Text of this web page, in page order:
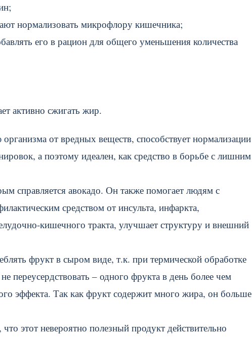
нормализовать микрофлору кишечника;
его в рацион для общего уменьшения количества
активно сжигать жир.
от вредных веществ, способствует нормализации
а поэтому идеален, как средство в борьбе с лишним
справляется авокадо. Он также помогает людям с
средством от инсульта, инфаркта,
кишечного тракта, улучшает структуру и внешний
фрукт в сыром виде, т.к. при термической обработке
переусердствовать – одного фрукта в день более чем
эффекта. Так как фрукт содержит много жира, он больше
этот невероятно полезный продукт действительно